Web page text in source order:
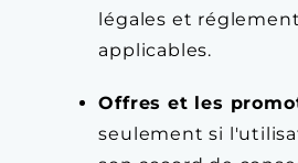
légales et
applicables.
Offres et les
seulement si